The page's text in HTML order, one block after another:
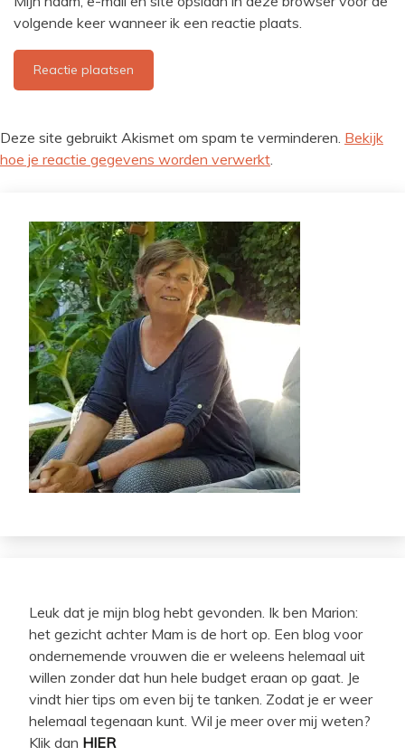
volgende keer wanneer ik een reactie plaats.
Deze site gebruikt Akismet om spam te verminderen. Bekijk
hoe je reactie gegevens worden verwerkt
Leuk dat je mijn blog hebt gevonden. Ik ben Marion:
het gezicht achter Mam is de hort op. Een blog voor
ondernemende vrouwen die er weleens helemaal uit
willen zonder dat hun hele budget eraan op gaat. Je
vindt hier tips om even bij te tanken. Zodat je er weer
helemaal tegenaan kunt. Wil je meer over mij weten?
Klik dan HIER